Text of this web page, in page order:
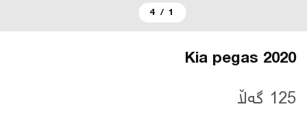
بڵاگ
شۆپەکان
1
/
4
Kia pegas 2020
125 گەڵا